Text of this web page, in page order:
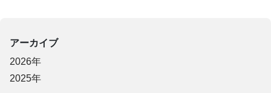
アーカイブ
2026年
2025年